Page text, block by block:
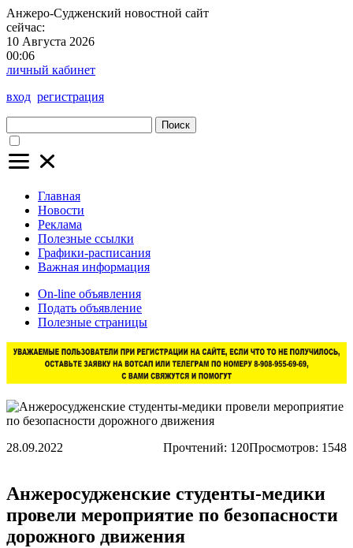
Анжеро-Судженский новостной сайт
сейчас:
10 Августа 2026
00:06
личный кабинет
вход регистрация
Поиск
Главная
Новости
Реклама
Полезные ссылки
Графики-расписания
Важная информация
On-line объявления
Подать объявление
Полезные страницы
28.09.2022 Прочтений: 120Просмотров: 1548
Анжеросудженские студенты-медики
провели мероприятие по безопасности
дорожного движения